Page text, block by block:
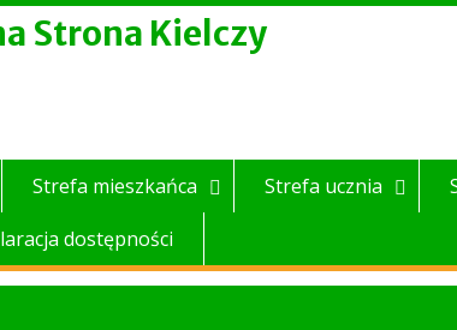
Strona Kielczy
Strefa mieszkańca Strefa ucznia
dostępności